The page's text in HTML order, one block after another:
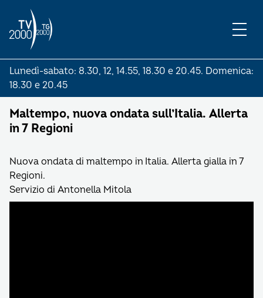
Lunedì-sabato: 8.30, 12, 14.55, 18.30 e 20.45. Domenica:
18.30 e 20.45
Maltempo, nuova ondata sull’Italia. Allerta
in 7 Regioni
Nuova ondata di maltempo in Italia. Allerta gialla in 7
Regioni.
Servizio di Antonella Mitola